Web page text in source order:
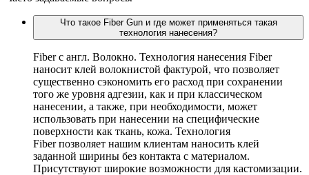
Что такое Fiber Gun и где может применяться такая
технология нанесения?
Fiber c англ. Волокно. Технология нанесения Fiber
наносит клей волокнистой фактурой, что позволяет
существенно сэкономить его расход при сохранении
того же уровня адгезии, как и при классическом
нанесении, а также, при необходимости, может
использовать при нанесении на специфические
поверхности как ткань, кожа. Технология
Fiber позволяет нашим клиентам наносить клей
заданной ширины без контакта с материалом.
Присутствуют широкие возможности для кастомизации.